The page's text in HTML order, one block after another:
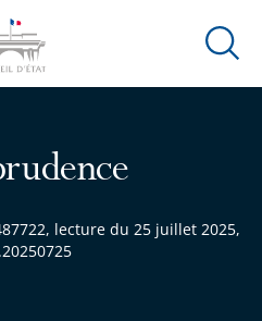
Ouvrir
lecture du 25 juillet 2025,